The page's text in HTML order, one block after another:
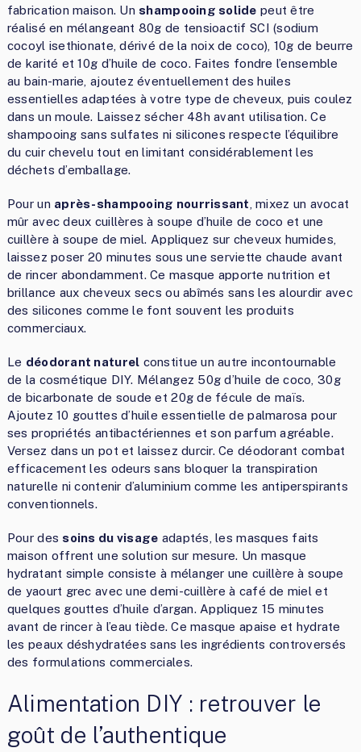
fabrication maison. Un shampooing solide peut être
réalisé en mélangeant 80g de tensioactif SCI (sodium
cocoyl isethionate, dérivé de la noix de coco), 10g de beurre
de karité et 10g d’huile de coco. Faites fondre l’ensemble
au bain-marie, ajoutez éventuellement des huiles
essentielles adaptées à votre type de cheveux, puis coulez
dans un moule. Laissez sécher 48h avant utilisation. Ce
shampooing sans sulfates ni silicones respecte l’équilibre
du cuir chevelu tout en limitant considérablement les
déchets d’emballage.
Pour un après-shampooing nourrissant , mixez un avocat
mûr avec deux cuillères à soupe d’huile de coco et une
cuillère à soupe de miel. Appliquez sur cheveux humides,
laissez poser 20 minutes sous une serviette chaude avant
de rincer abondamment. Ce masque apporte nutrition et
brillance aux cheveux secs ou abîmés sans les alourdir avec
des silicones comme le font souvent les produits
commerciaux.
Le déodorant naturel constitue un autre incontournable
de la cosmétique DIY. Mélangez 50g d’huile de coco, 30g
de bicarbonate de soude et 20g de fécule de maïs.
Ajoutez 10 gouttes d’huile essentielle de palmarosa pour
ses propriétés antibactériennes et son parfum agréable.
Versez dans un pot et laissez durcir. Ce déodorant combat
efficacement les odeurs sans bloquer la transpiration
naturelle ni contenir d’aluminium comme les antiperspirants
conventionnels.
Pour des soins du visage adaptés, les masques faits
maison offrent une solution sur mesure. Un masque
hydratant simple consiste à mélanger une cuillère à soupe
de yaourt grec avec une demi-cuillère à café de miel et
quelques gouttes d’huile d’argan. Appliquez 15 minutes
avant de rincer à l’eau tiède. Ce masque apaise et hydrate
les peaux déshydratées sans les ingrédients controversés
des formulations commerciales.
Alimentation DIY : retrouver le
goût de l’authentique